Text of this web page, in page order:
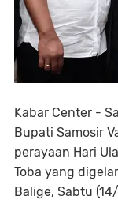
Kabar Center -
Bupati Samosir
perayaan Hari
Toba yang
Balige, Sabtu